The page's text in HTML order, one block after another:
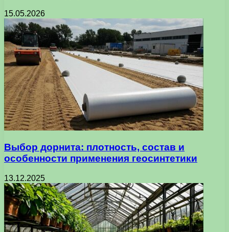
15.05.2026
Выбор дорнита: плотность, состав и
особенности применения геосинтетики
13.12.2025